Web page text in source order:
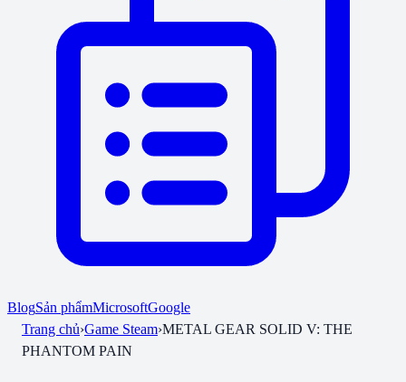
BlogSản phẩmMicrosoftGoogle
Trang chủ›Game Steam›METAL GEAR SOLID V: THE
PHANTOM PAIN